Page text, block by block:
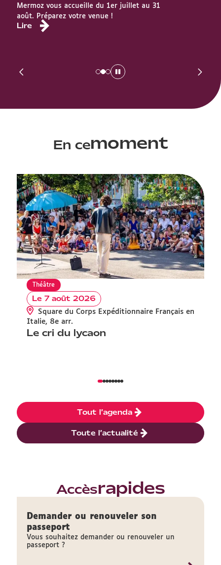
Mermoz vous accueille du 1er juillet au 31
août. Préparez votre venue !
Lire
En cemoment
Théâtre
Le 7 août 2026
Square du Corps Expéditionnaire Français en
Italie, 8e arr.
Le cri du lycaon
Tout l’agenda
Toute l’actualité
Accèsrapides
Demander ou renouveler son
passeport
Vous souhaitez demander ou renouveler un
passeport ?